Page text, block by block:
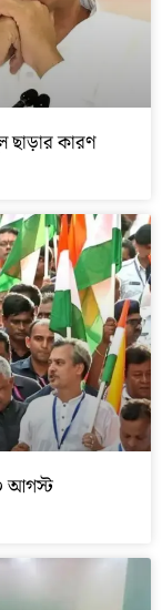
ছাড়ার কারণ
আগস্ট